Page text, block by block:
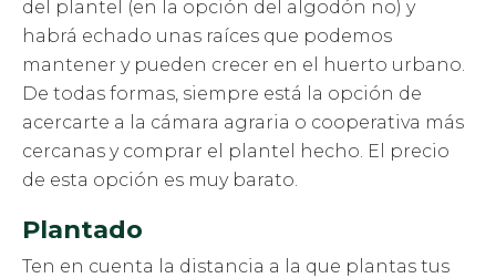
del plantel (en la opción del algodón no) y
habrá echado unas raíces que podemos
mantener y pueden crecer en el huerto urbano.
De todas formas, siempre está la opción de
acercarte a la cámara agraria o cooperativa más
cercanas y comprar el plantel hecho. El precio
de esta opción es muy barato.
Plantado
Ten en cuenta la distancia a la que plantas tus